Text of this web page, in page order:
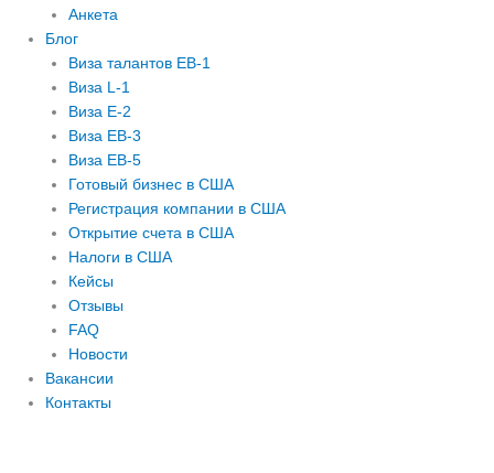
Анкета
Блог
Виза талантов EB-1
Виза L-1
Виза E-2
Виза EB-3
Виза EB-5
Готовый бизнес в США
Регистрация компании в США
Открытие счета в США
Налоги в США
Кейсы
Отзывы
FAQ
Новости
Вакансии
Контакты